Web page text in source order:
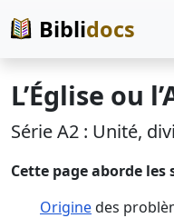
Biblidocs
L’Église ou
Série A2 : Unité,
Cette page aborde les
Originedes